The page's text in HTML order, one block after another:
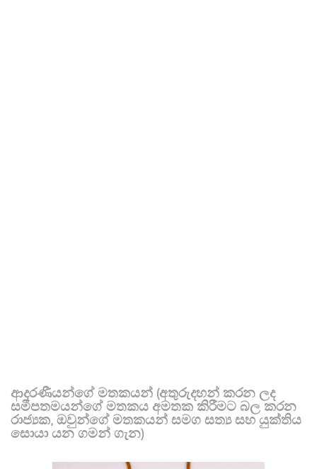
ආදරණීයන්ගේ මතකයන් (අතුරුදහන් කරන ලද
සමීපතමයන්ගේ මතකය අමතක කිරීමට බල කරන
රාජ්‍යක, ඔවුන්ගේ මතකයන් සමග සත්‍ය සහ යුක්තිය
සොයා යන ගමන් ගැන)